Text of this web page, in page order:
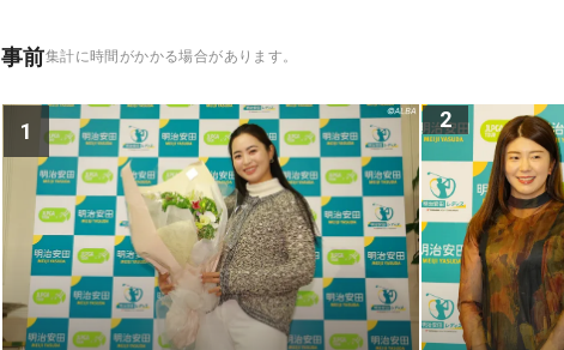
事前集計に時間がかかる場合があります。
1 2